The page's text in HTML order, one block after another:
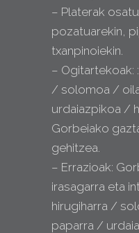
– Platerak
pozatuarekin,
txanpinoiekin.
– Ogitartekoak:
/ solomoa /
urdaiazpikoa /
Gorbeiako
gehitzea.
– Errazioak:
irasagarra eta
hirugiharra /
paparra /